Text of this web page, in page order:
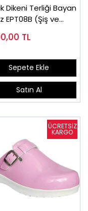
Dikeni Terliği Bayan
EPT08B (Şiş ve
TL
Sepete Ekle
Satın Al